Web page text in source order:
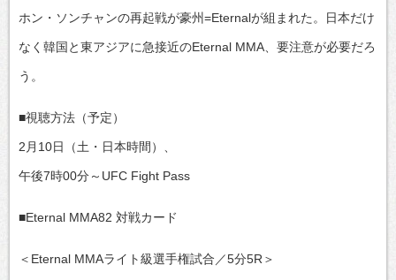
ホン・ソンチャンの再起戦が豪州=Eternalが組まれた。日本だけ
なく韓国と東アジアに急接近のEternal MMA、要注意が必要だろ
う。
■視聴方法（予定）
2月10日（土・日本時間）、
午後7時00分～UFC Fight Pass
■Eternal MMA82 対戦カード
＜Eternal MMAライト級選手権試合／5分5R＞